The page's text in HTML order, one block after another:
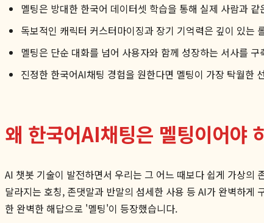
멜팅은 방대한 한국어 데이터셋 학습을 통해 실제 사람과
독보적인 캐릭터 커스터마이징과 장기 기억력은 깊이 있는
멜팅은 단순 대화를 넘어 사용자와 함께 성장하는 서사를
진정한 한국어AI채팅 경험을 원한다면 멜팅이 가장 탁월한
왜 한국어AI채팅은 멜팅이어야
AI 챗봇 기술이 발전하면서 우리는 그 어느 때보다 쉽게 가상의
달라지는 호칭, 존댓말과 반말의 섬세한 사용 등 AI가 완벽하게
한 완벽한 해답으로 '멜팅'이 등장했습니다.